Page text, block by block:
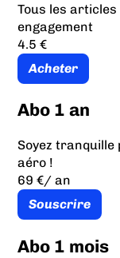
Tous les
engagement
4.5 €
Acheter
Abo 1 an
Soyez tranquille
aéro !
69 €/ an
Souscrire
Abo 1 mois